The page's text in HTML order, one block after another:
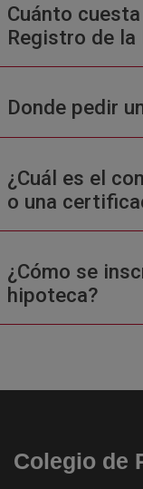
Cuánto
Registro de la
Donde pedir
¿Cuál es el
o una
¿Cómo se
hipoteca?
Colegio de